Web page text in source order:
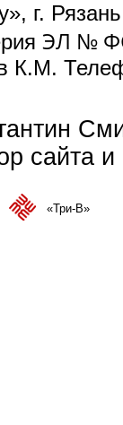
г.
ЭЛ №
К.М.
сайта
is external)«Три-В»